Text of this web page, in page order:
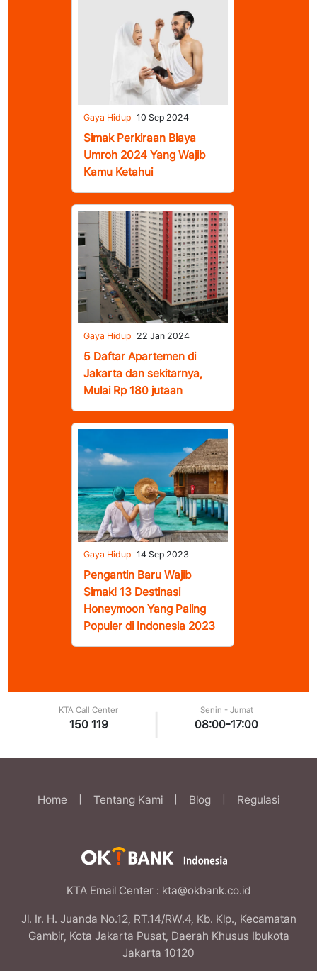
Gaya Hidup 10 Sep 2024
Simak Perkiraan Biaya
Umroh 2024 Yang Wajib
Kamu Ketahui
Gaya Hidup 22 Jan 2024
5 Daftar Apartemen di
Jakarta dan sekitarnya,
Mulai Rp 180 jutaan
Gaya Hidup 14 Sep 2023
Pengantin Baru Wajib
Simak! 13 Destinasi
Honeymoon Yang Paling
Populer di Indonesia 2023
KTA Call Center
150 119
Senin - Jumat
08:00-17:00
Home Tentang Kami Blog Regulasi
KTA Email Center : kta@okbank.co.id
Jl. Ir. H. Juanda No.12, RT.14/RW.4, Kb. Klp., Kecamatan
Gambir, Kota Jakarta Pusat, Daerah Khusus Ibukota
Jakarta 10120